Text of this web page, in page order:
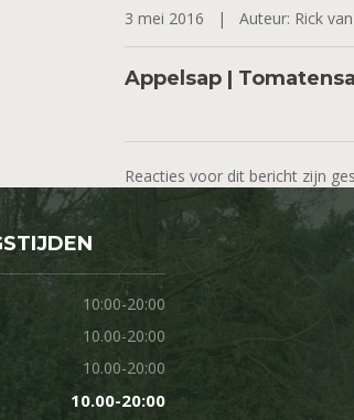
3 mei 2016 | Auteur: Rick
Appelsap |
Reacties voor dit bericht zijn
10:00-20:00
10.00-20:00
10.00-20:00
10.00-20:00